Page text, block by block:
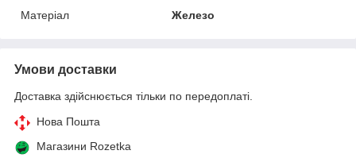
Матеріал
Железо
Умови доставки
Доставка здійснюється тільки по передоплаті.
Нова Пошта
Магазини Rozetka